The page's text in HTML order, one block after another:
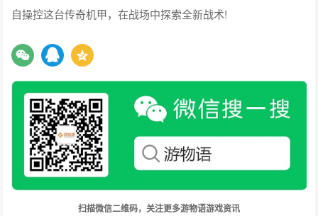
自操控这台传奇机甲，在战场中探索全新战术!
扫描微信二维码，关注更多游物语游戏资讯